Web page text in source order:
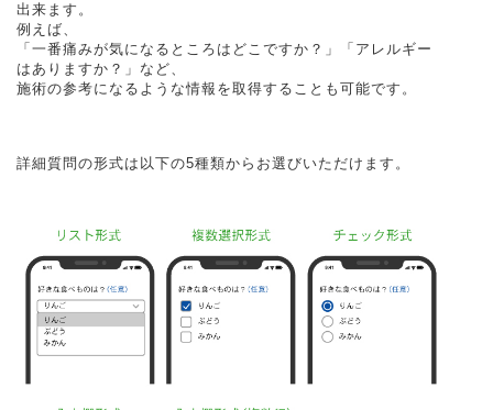
出来ます。
例えば、
「一番痛みが気になるところはどこですか？」「アレルギー
はありますか？」など、
施術の参考になるような情報を取得することも可能です。
詳細質問の形式は以下の5種類からお選びいただけます。